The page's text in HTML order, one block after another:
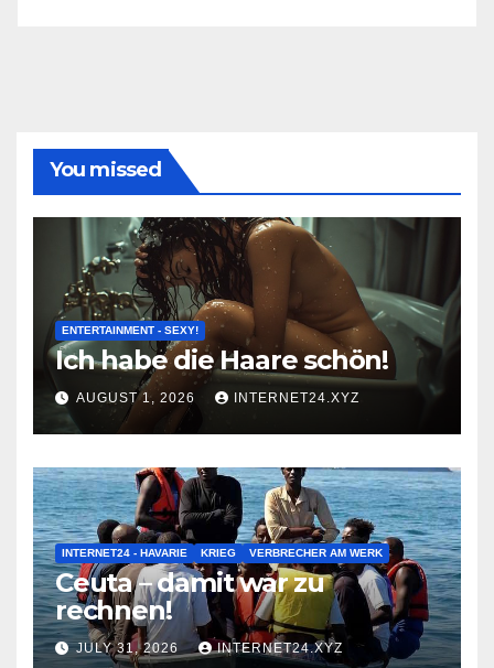
You missed
ENTERTAINMENT - SEXY!
Ich habe die Haare schön!
AUGUST 1, 2026 INTERNET24.XYZ
INTERNET24 - HAVARIE KRIEG VERBRECHER AM WERK
Ceuta – damit war zu
rechnen!
JULY 31, 2026 INTERNET24.XYZ